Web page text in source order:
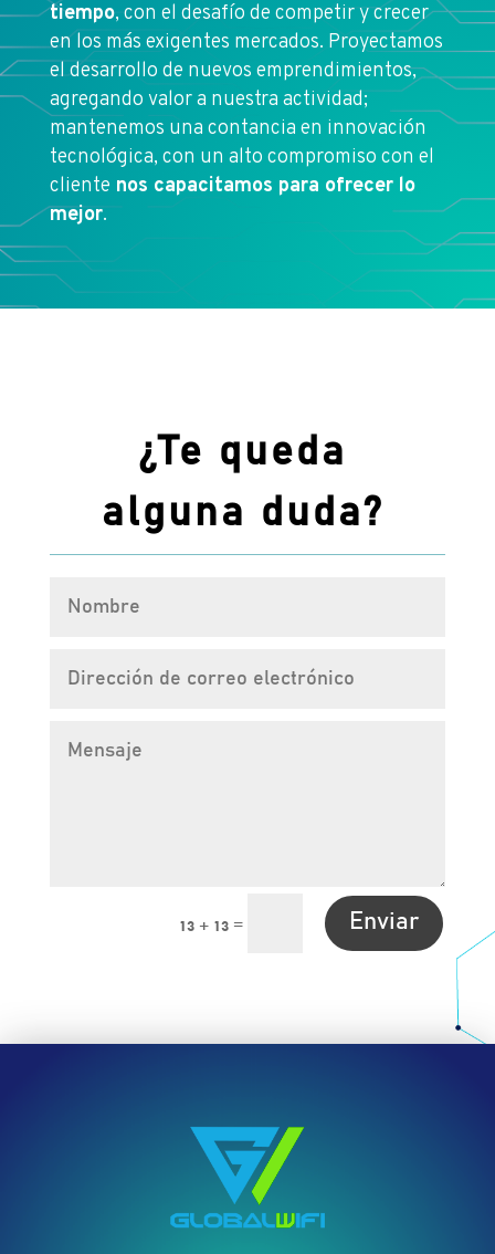
tiempo, con el desafío de competir y crecer
en los más exigentes mercados. Proyectamos
el desarrollo de nuevos emprendimientos,
agregando valor a nuestra actividad;
mantenemos una contancia en innovación
tecnológica, con un alto compromiso con el
cliente nos capacitamos para ofrecer lo
mejor.
¿Te queda
alguna duda?
13 + 13 = Enviar